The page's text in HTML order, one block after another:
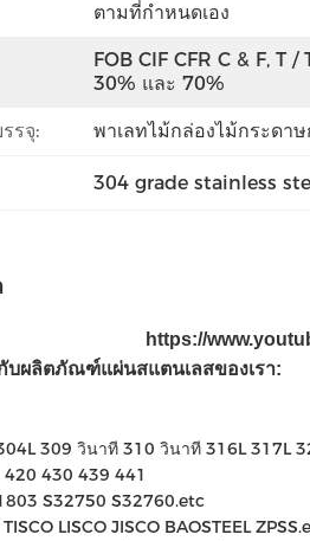
ตามที่กำหนดเอง
FOB CIF CFR C & F, T /
30% และ 70%
รจุ: พาเลทไม้กล่องไม้กระดา
304 grade stainless
https://
บผลิตภัณฑ์แผ่นสแตนเลสของเรา:
309 วินาที 310 วินาที 316L 317L
430 439 441
S32750 S32760.etc
LISCO JISCO BAOSTEEL